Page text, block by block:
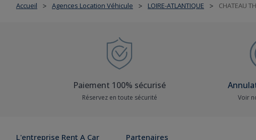
Accueil > Agences Location Véhicule > LOIRE-ATLANTIQUE > CHATEAU
Paiement 100% sécurisé
Réservez en toute sécurité Voir
L'entreprise Rent A Car Partenaires